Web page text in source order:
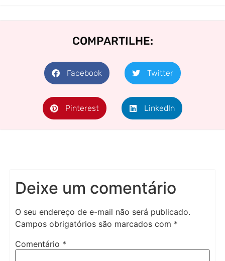
COMPARTILHE:
Facebook Twitter
Pinterest LinkedIn
Deixe um comentário
O seu endereço de e-mail não será publicado.
Campos obrigatórios são marcados com *
Comentário *